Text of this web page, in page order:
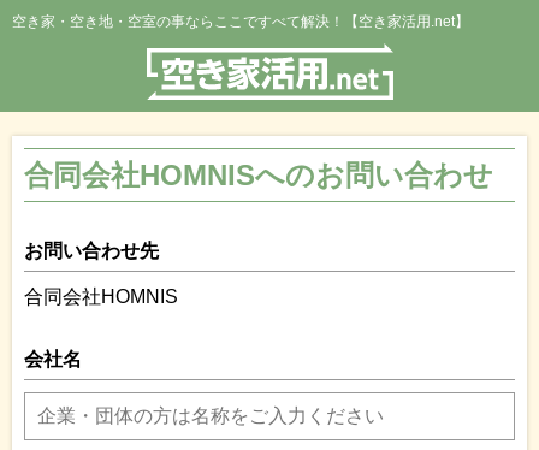
空き家・空き地・空室の事ならここですべて解決！【空き家活用.net】
合同会社HOMNISへのお問い合わせ
お問い合わせ先
合同会社HOMNIS
会社名